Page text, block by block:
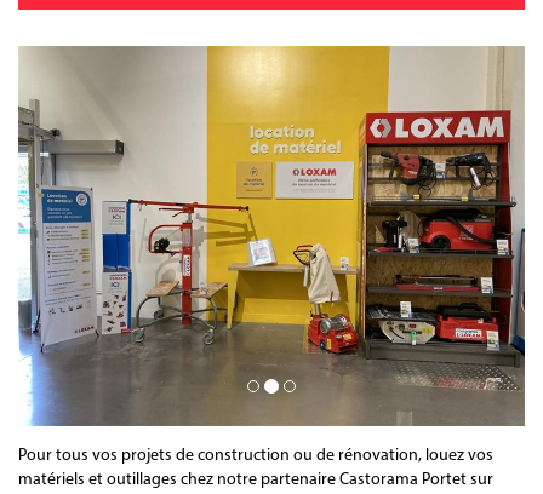
Pour tous vos projets de construction ou de rénovation, louez vos
matériels et outillages chez notre partenaire Castorama Portet sur